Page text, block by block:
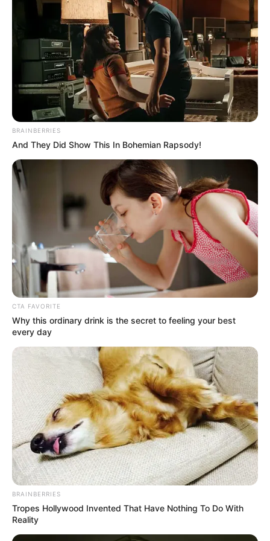
(foto: instagram/allylotti)
Biodata & Profil
Nama Lengkap: Alicia L. Leon
Nama Panggung: AllyLotti
Nama Panggilan: Ally
Tempat Tanggal Lahir: Amerika Serikat, 29 Mei 1993
Kewarganegaraan: Amerika Serikat
Pendidikan: Universitas Alabama
Agama: Kristen
Tinggi Badan: 165 cm
Orang Tua: –
Saudara: –
Pacar: Juice WRLD
Profesi: Selebgram, Model
Hobi: Fotografi, Bepergian
BRAINBERRIES
And They Did Show This In Bohemian Rapsody!
CTA FAVORITE
Why this ordinary drink is the secret to feeling your best
every day
BRAINBERRIES
Tropes Hollywood Invented That Have Nothing To Do With
Reality